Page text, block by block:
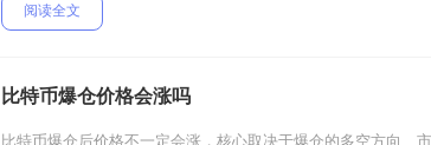
阅读全文
比特币爆仓价格会涨吗
比特币爆仓后价格不一定会涨，核心取决于爆仓的多空方向、